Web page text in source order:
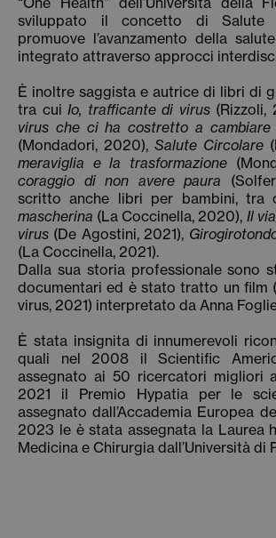
sviluppato il concetto di Salute
promuove l’avanzamento della
integrato attraverso approcci
È inoltre saggista e autrice di libri di
tra cui Io, trafficante di virus(Rizzoli,
virus che ci ha costretto a cambiare
(Mondadori, 2020), Salute Circolare
meraviglia e la trasformazione
coraggio di non avere paura
scritto anche libri per bambini, tra
mascherina (La Coccinella, 2020), Il
virus (De Agostini, 2021),
(La Coccinella, 2021).
Dalla sua storia professionale sono
documentari ed è stato tratto un film
virus, 2021) interpretato da Anna
È stata insignita di innumerevoli
quali nel 2008 il Scientific
assegnato ai 50 ricercatori migliori
2021 il Premio Hypatia per le
assegnato dall’Accademia Europea
2023 le è stata assegnata la Laurea
Medicina e Chirurgia dall’Università di